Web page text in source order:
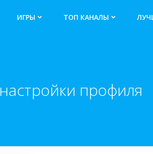
ИГРЫ ТОП КАНАЛЫ
настройки профиля